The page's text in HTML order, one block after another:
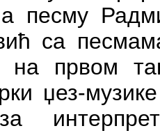
песму
са
на првом
џез-